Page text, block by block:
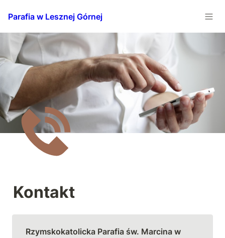
Parafia w Lesznej Górnej
Kontakt
Rzymskokatolicka Parafia św. Marcina w